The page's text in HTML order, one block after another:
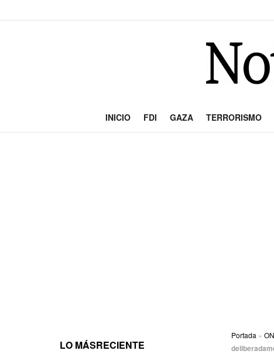
INICIO FDI GAZA TERRORISMO
Portada »
LO MÁSRECIENTE